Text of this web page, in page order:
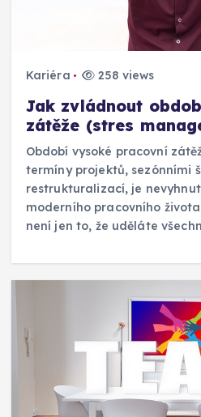
Kariéra 258 views
Jak zvládnout
zátěže (stres
Období vysoké pracovní
termíny projektů, sezónními
restrukturalizací, je
moderního pracovního
není jen to, že uděláte